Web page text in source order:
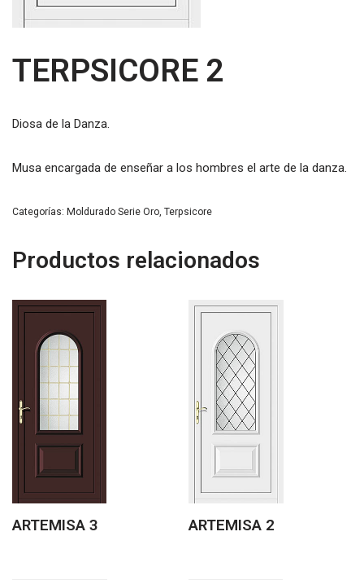
TERPSICORE 2
Diosa de la Danza.
Musa encargada de enseñar a los hombres el arte de la danza.
Categorías: Moldurado Serie Oro, Terpsicore
Productos relacionados
ARTEMISA 3 ARTEMISA 2